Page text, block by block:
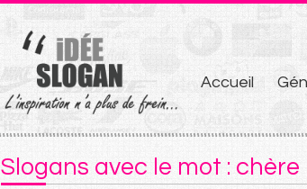
Aller
au
contenu
Accueil
Slogans avec le mot : chère